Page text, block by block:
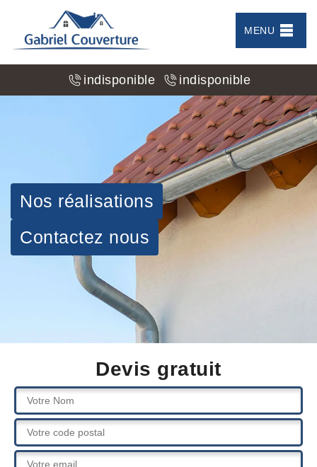
MENU
indisponible indisponible
Nos réalisations
Contactez nous
Devis gratuit